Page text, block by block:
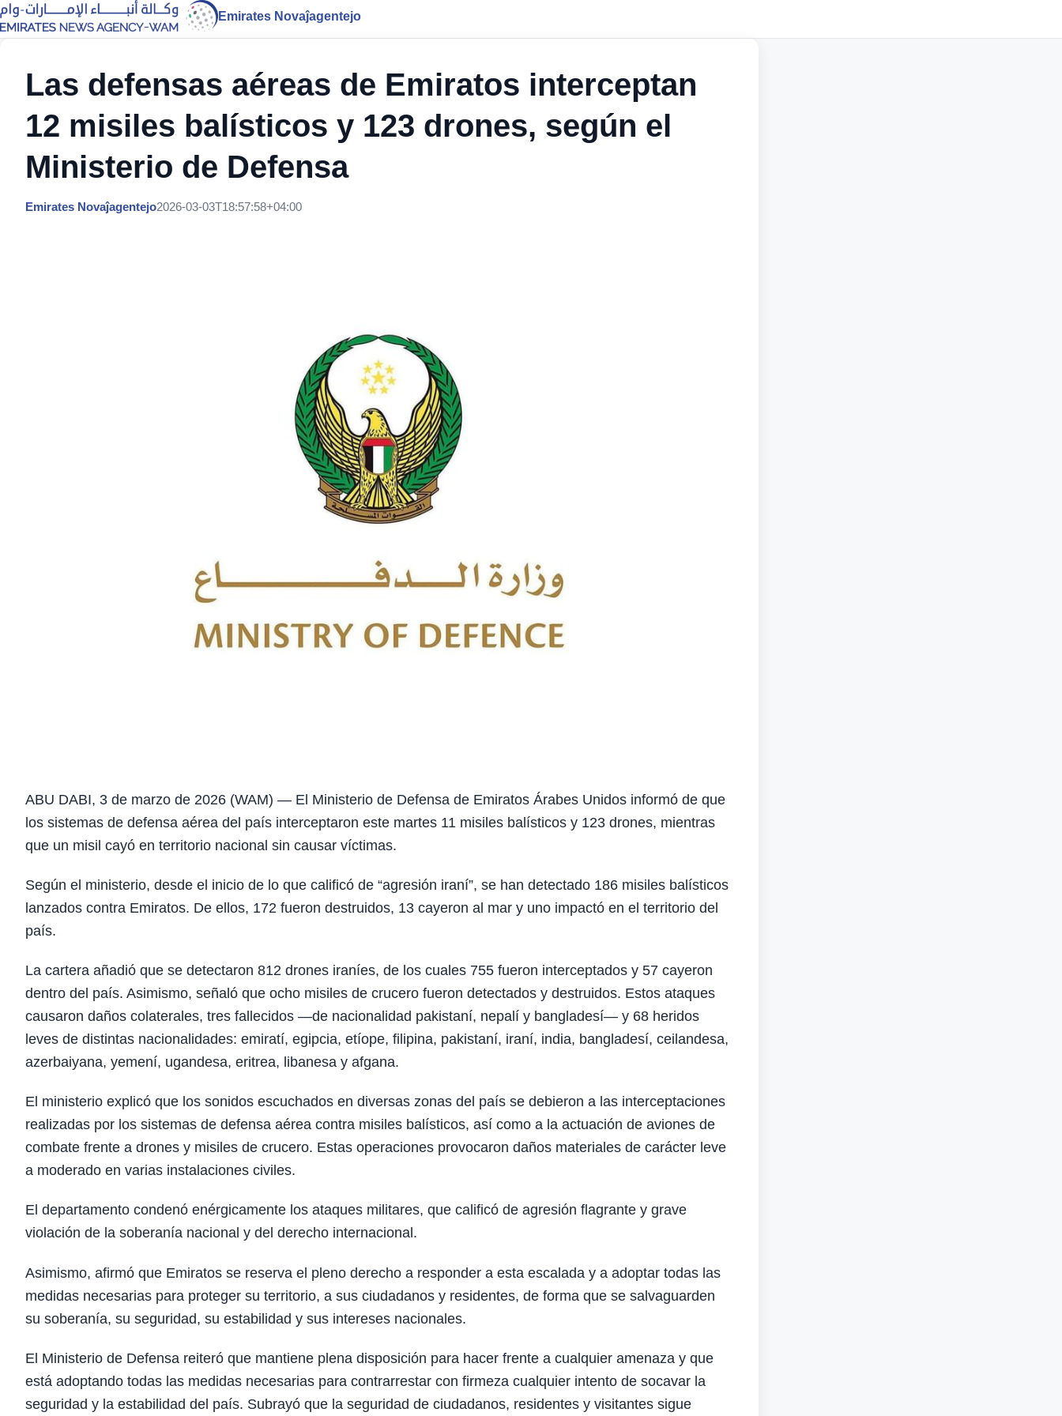
Emirates Novaĵagentejo
Las defensas aéreas de Emiratos interceptan
12 misiles balísticos y 123 drones, según el
Ministerio de Defensa
Emirates Novaĵagentejo2026-03-03T18:57:58+04:00
ABU DABI, 3 de marzo de 2026 (WAM) — El Ministerio de Defensa de Emiratos Árabes Unidos informó de que
los sistemas de defensa aérea del país interceptaron este martes 11 misiles balísticos y 123 drones, mientras
que un misil cayó en territorio nacional sin causar víctimas.
Según el ministerio, desde el inicio de lo que calificó de “agresión iraní”, se han detectado 186 misiles balísticos
lanzados contra Emiratos. De ellos, 172 fueron destruidos, 13 cayeron al mar y uno impactó en el territorio del
país.
La cartera añadió que se detectaron 812 drones iraníes, de los cuales 755 fueron interceptados y 57 cayeron
dentro del país. Asimismo, señaló que ocho misiles de crucero fueron detectados y destruidos. Estos ataques
causaron daños colaterales, tres fallecidos —de nacionalidad pakistaní, nepalí y bangladesí— y 68 heridos
leves de distintas nacionalidades: emiratí, egipcia, etíope, filipina, pakistaní, iraní, india, bangladesí, ceilandesa,
azerbaiyana, yemení, ugandesa, eritrea, libanesa y afgana.
El ministerio explicó que los sonidos escuchados en diversas zonas del país se debieron a las interceptaciones
realizadas por los sistemas de defensa aérea contra misiles balísticos, así como a la actuación de aviones de
combate frente a drones y misiles de crucero. Estas operaciones provocaron daños materiales de carácter leve
a moderado en varias instalaciones civiles.
El departamento condenó enérgicamente los ataques militares, que calificó de agresión flagrante y grave
violación de la soberanía nacional y del derecho internacional.
Asimismo, afirmó que Emiratos se reserva el pleno derecho a responder a esta escalada y a adoptar todas las
medidas necesarias para proteger su territorio, a sus ciudadanos y residentes, de forma que se salvaguarden
su soberanía, su seguridad, su estabilidad y sus intereses nacionales.
El Ministerio de Defensa reiteró que mantiene plena disposición para hacer frente a cualquier amenaza y que
está adoptando todas las medidas necesarias para contrarrestar con firmeza cualquier intento de socavar la
seguridad y la estabilidad del país. Subrayó que la seguridad de ciudadanos, residentes y visitantes sigue